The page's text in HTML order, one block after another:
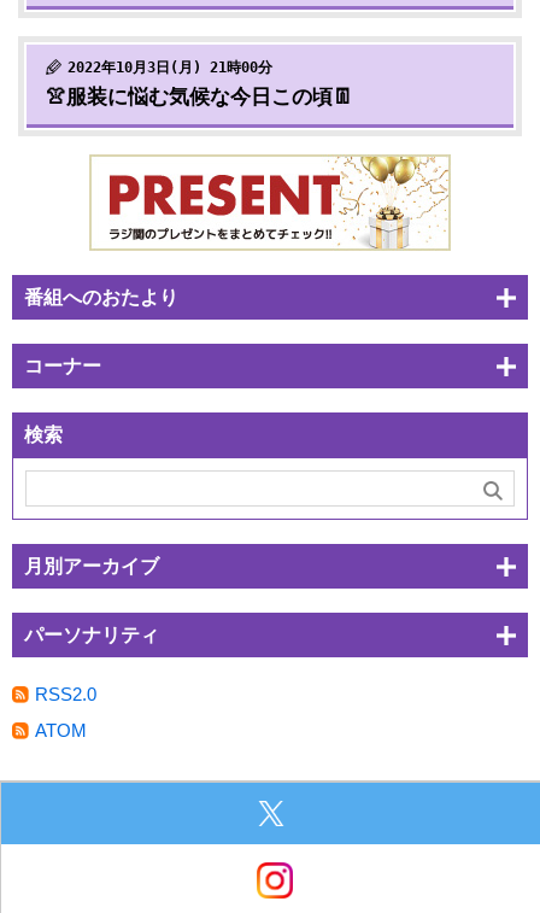
2022年10月3日(月) 21時00分
👚服装に悩む気候な今日この頃👖
番組へのおたより
コーナー
検索
月別アーカイブ
パーソナリティ
RSS2.0
ATOM